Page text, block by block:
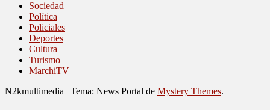
Sociedad
Política
Policiales
Deportes
Cultura
Turismo
MarchiTV
N2kmultimedia | Tema: News Portal de Mystery Themes.